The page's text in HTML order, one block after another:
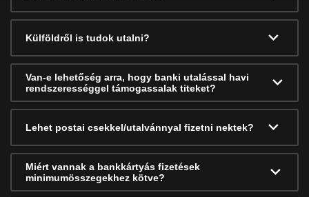
Külföldről is tudok utalni?
Van-e lehetőség arra, hogy banki utalással havi
rendszerességgel támogassalak titeket?
Lehet postai csekkel/utalvánnyal fizetni nektek?
Miért vannak a bankkártyás fizetések
minimumösszegekhez kötve?